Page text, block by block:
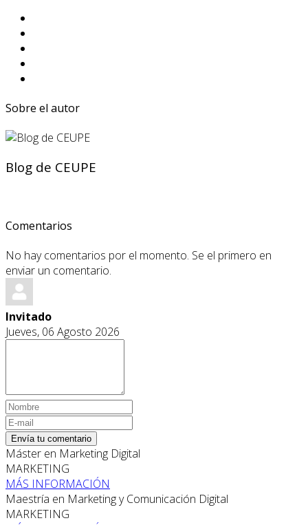
Sobre el autor
Blog de CEUPE
Comentarios
No hay comentarios por el momento. Se el primero en
enviar un comentario.
Invitado
Jueves, 06 Agosto 2026
Envía tu comentario
Máster en Marketing Digital
MARKETING
MÁS INFORMACIÓN
Maestría en Marketing y Comunicación Digital
MARKETING